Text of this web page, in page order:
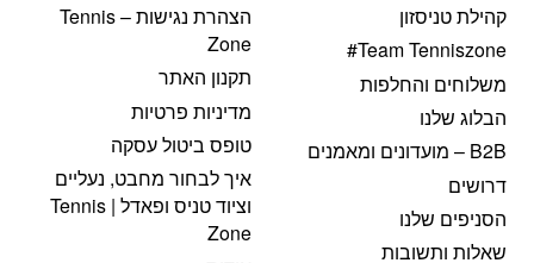
קהילת טניסזון
Team Tenniszone#
משלוחים והחלפות
הבלוג שלנו
B2B – מועדונים ומאמנים
דרושים
הסניפים שלנו
שאלות ותשובות
הצהרת נגישות – Tennis
Zone
תקנון האתר
מדיניות פרטיות
טופס ביטול עסקה
איך לבחור מחבט, נעליים
וציוד טניס ופאדל | Tennis
Zone